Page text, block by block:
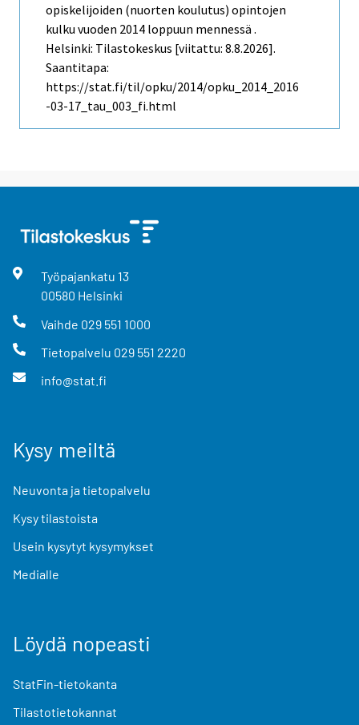
opiskelijoiden (nuorten koulutus) opintojen
kulku vuoden 2014 loppuun mennessä .
Helsinki: Tilastokeskus [viitattu: 8.8.2026].
Saantitapa:
https://stat.fi/til/opku/2014/opku_2014_2016
-03-17_tau_003_fi.html
Työpajankatu 13
00580 Helsinki
Vaihde 029 551 1000
Tietopalvelu 029 551 2220
info@stat.fi
Kysy meiltä
Neuvonta ja tietopalvelu
Kysy tilastoista
Usein kysytyt kysymykset
Medialle
Löydä nopeasti
StatFin-tietokanta
Tilastotietokannat